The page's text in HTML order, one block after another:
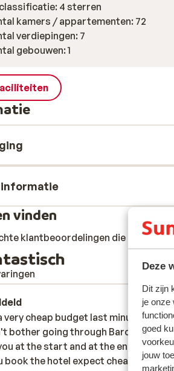
Deze
Dit zijn
je onze
goed
jouw
4 sterren
kamers / appartementen: 72
verdiepingen: 7
gebouwen: 1
vinden
klantbeoordelingen die hun
8 mrt.
very cheap budget last minute
bother going through Barcelona
at the start and at the end of the
book the hotel expect cheap don't
very cheap budget last minute
bother going through Barcelona
at the start and at the end of the
book the hotel expect cheap don't